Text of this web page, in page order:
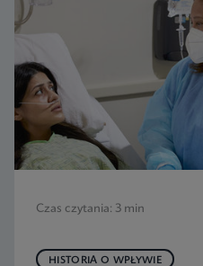
Czas czytania: 3 min
HISTORIA O WPŁYWIE